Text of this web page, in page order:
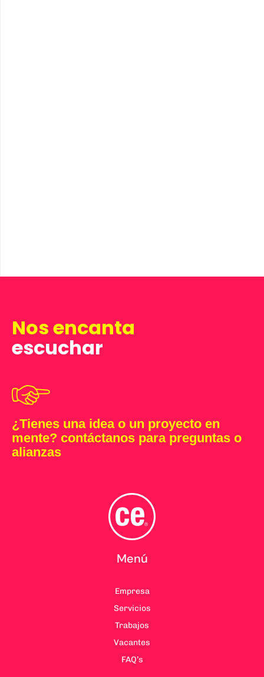
Nos encanta
escuchar
¿Tienes una idea o un proyecto en
mente? contáctanos para preguntas o
alianzas
Menú
Empresa
Servicios
Trabajos
Vacantes
FAQ’s